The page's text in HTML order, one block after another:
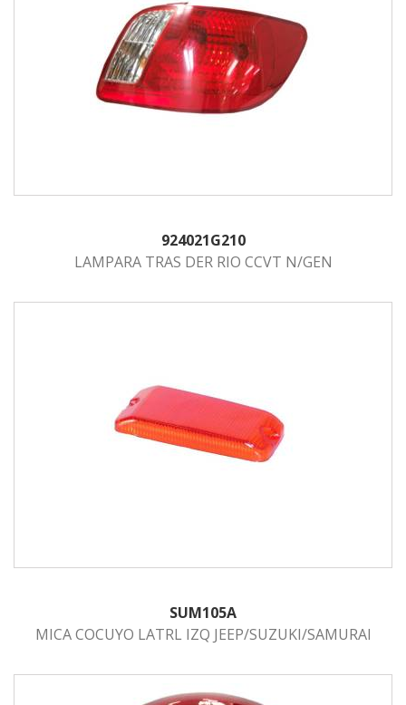
924021G210
LAMPARA TRAS DER RIO CCVT N/GEN
SUM105A
MICA COCUYO LATRL IZQ JEEP/SUZUKI/SAMURAI